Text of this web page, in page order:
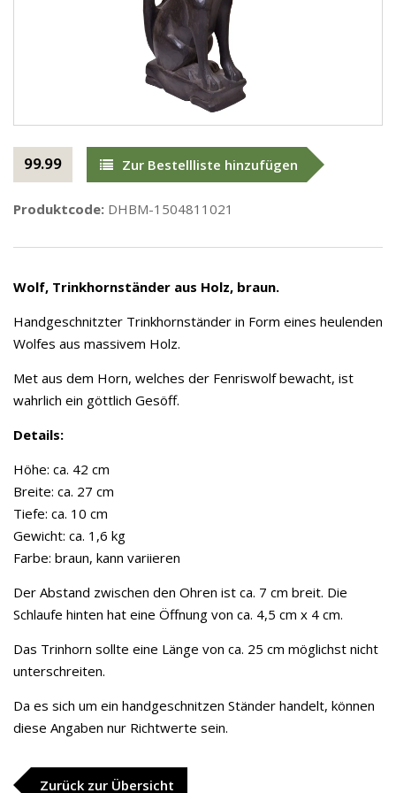
99.99 Zur Bestellliste hinzufügen
Produktcode: DHBM-1504811021
Wolf, Trinkhornständer aus Holz, braun.
Handgeschnitzter Trinkhornständer in Form eines heulenden
Wolfes aus massivem Holz.
Met aus dem Horn, welches der Fenriswolf bewacht, ist
wahrlich ein göttlich Gesöff.
Details:
Höhe: ca. 42 cm
Breite: ca. 27 cm
Tiefe: ca. 10 cm
Gewicht: ca. 1,6 kg
Farbe: braun, kann variieren
Der Abstand zwischen den Ohren ist ca. 7 cm breit. Die
Schlaufe hinten hat eine Öffnung von ca. 4,5 cm x 4 cm.
Das Trinhorn sollte eine Länge von ca. 25 cm möglichst nicht
unterschreiten.
Da es sich um ein handgeschnitzen Ständer handelt, können
diese Angaben nur Richtwerte sein.
Zurück zur Übersicht